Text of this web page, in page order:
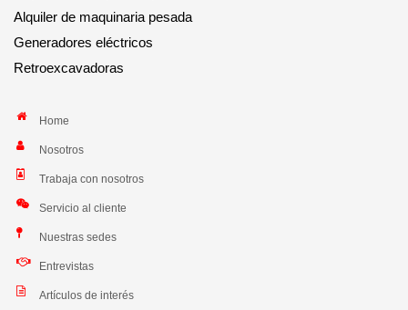
Alquiler de maquinaria pesada
Generadores eléctricos
Retroexcavadoras
Home
Nosotros
Trabaja con nosotros
Servicio al cliente
Nuestras sedes
Entrevistas
Artículos de interés